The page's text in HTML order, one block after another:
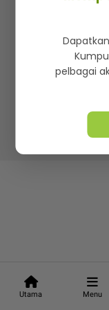
Utama Menu
Hakcipta
pelbagai